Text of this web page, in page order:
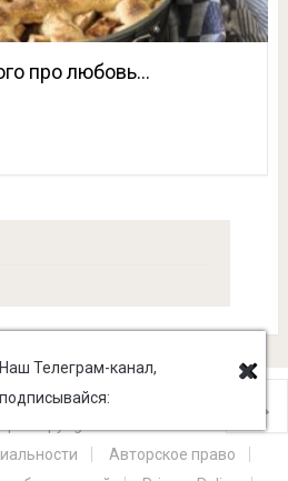
про любовь…
Авторское право
Наш Телеграм-канал,
подписывайся: